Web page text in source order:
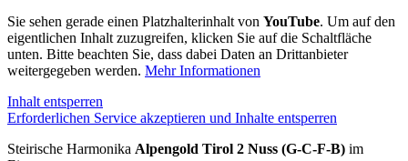
Sie sehen gerade einen Platzhalterinhalt von YouTube. Um auf den
eigentlichen Inhalt zuzugreifen, klicken Sie auf die Schaltfläche
unten. Bitte beachten Sie, dass dabei Daten an Drittanbieter
weitergegeben werden. Mehr Informationen
Inhalt entsperren
Erforderlichen Service akzeptieren und Inhalte entsperren
Steirische Harmonika Alpengold Tirol 2 Nuss (G-C-F-B) im